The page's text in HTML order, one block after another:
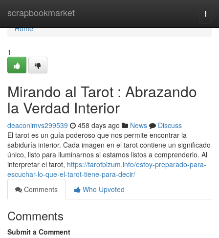
scrapbookmarket
Home
Home
1
Mirando al Tarot : Abrazando
la Verdad Interior
deaconimvs299539 458 days ago News
Discuss
El tarot es un guía poderoso que nos permite encontrar la
sabiduría interior. Cada imagen en el tarot contiene un significado
único, listo para iluminarnos si estamos listos a comprenderlo. Al
interpretar el tarot, https://tarotbizum.info/estoy-preparado-para-
escuchar-lo-que-el-tarot-tiene-para-decir/
Comments
Who Upvoted
Comments
Submit a Comment